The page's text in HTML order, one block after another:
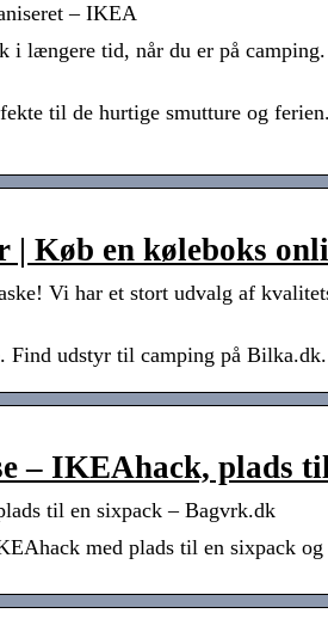
– IKEA
i længere tid, når du er på
til de hurtige smutture og
| Køb en køleboks
Vi har et stort udvalg af
Find udstyr til camping på
– IKEAhack, plads
til en sixpack – Bagvrk.dk
med plads til en sixpack